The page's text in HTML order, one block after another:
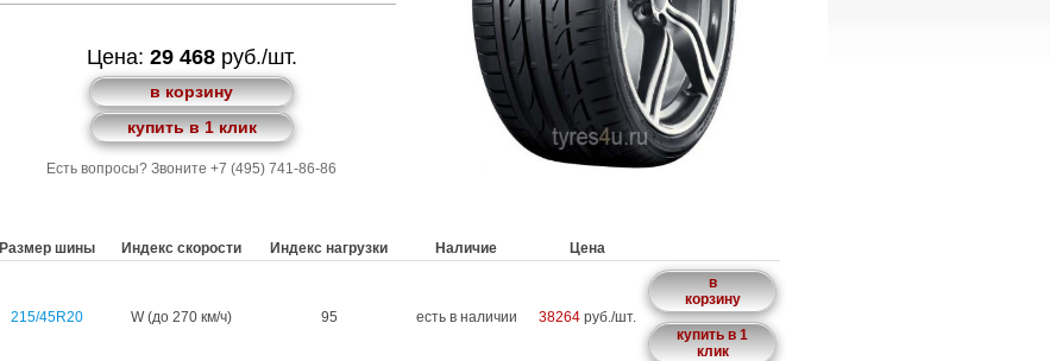
Цена: 29 468руб./шт.
в корзину
купить в 1 клик
Есть вопросы? Звоните +7 (495) 741-86-86
Размер шины Индекс скорости Индекс нагрузки Наличие Цена
215/45R20 W (до 270 км/ч) 95 есть в наличии 38264 руб./шт.
в
корзину
купить в 1
клик